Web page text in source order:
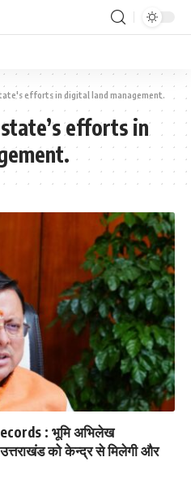
efforts in digital land management.
efforts in
: भूमि अभिलेख
को केन्द्र से मिलेगी और